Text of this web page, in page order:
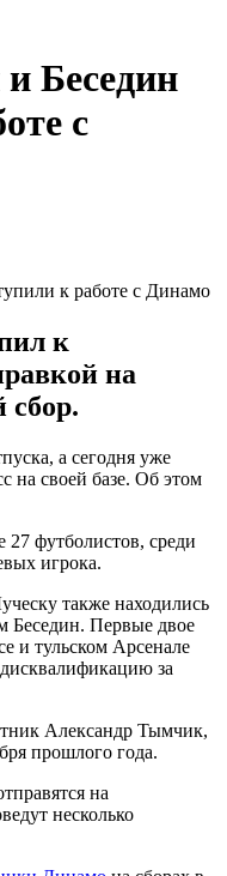
Беседин
с
к
на
сбор.
а сегодня уже
на своей базе. Об этом
27 футболистов, среди
игрока.
также находились
Первые двое
и тульском Арсенале
за
Александр Тымчик,
прошлого года.
на
несколько